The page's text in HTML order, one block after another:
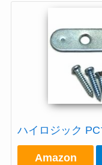
ハイロジック
Amazon